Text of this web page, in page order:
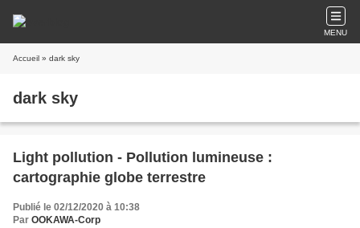
MENU
Accueil » dark sky
dark sky
Light pollution - Pollution lumineuse :
cartographie globe terrestre
Publié le 02/12/2020 à 10:38
Par OOKAWA-Corp